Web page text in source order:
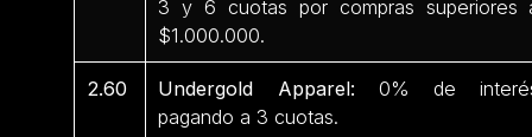
3 y 6 cuotas por compras superiores
$1.000.000.
2.60 Undergold Apparel: 0% de
pagando a 3 cuotas.